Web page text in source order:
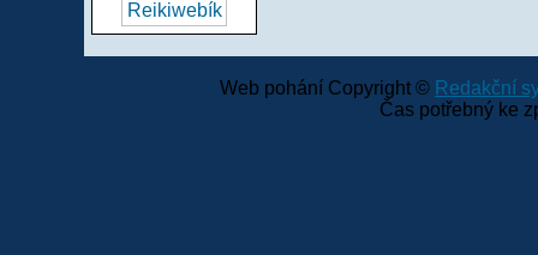
Web pohání Copyright © Redakční
Čas potřebný ke